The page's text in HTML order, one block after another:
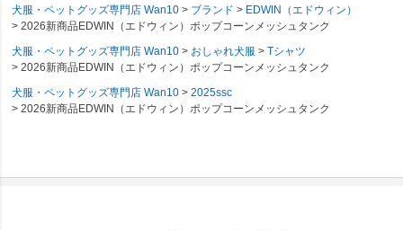
犬服・ペットグッズ専門店 Wan10 ブランド
EDWIN（エドウィン）
2026新商品EDWIN（エドウィン）ポップコーンメッシュタンク
犬服・ペットグッズ専門店 Wan10
おしゃれ犬服
Tシャツ
2026新商品EDWIN（エドウィン）ポップコーンメッシュタンク
犬服・ペットグッズ専門店 Wan10
2025ssc
2026新商品EDWIN（エドウィン）ポップコーンメッシュタンク